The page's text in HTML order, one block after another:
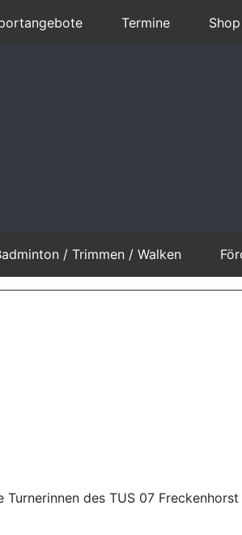
Termine Shop
/ Trimmen / Walken
des TUS 07 Freckenhorst